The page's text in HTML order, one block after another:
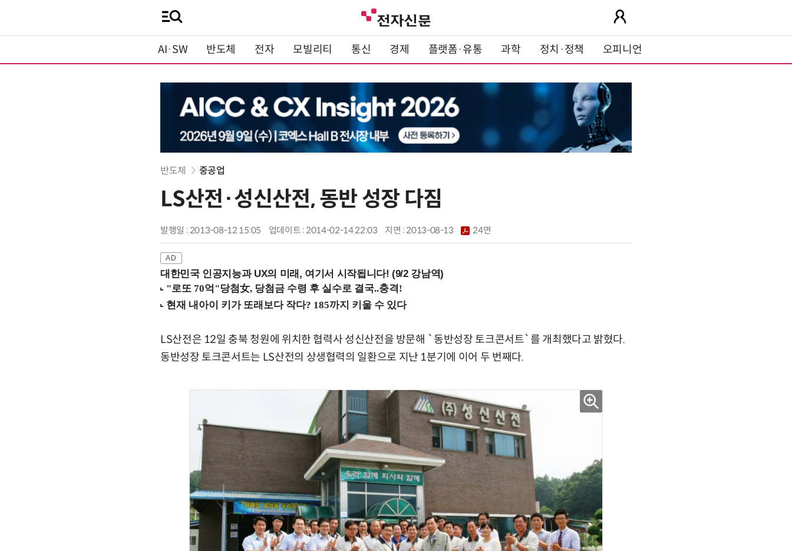
AI·SW 반도체 전자 모빌리티 통신 경제 플랫폼·유통 과학 정치·정책 오피니언
반도체 중공업
LS산전·성신산전, 동반 성장 다짐
발행일 : 2013-08-12 15:05 업데이트 : 2014-02-14 22:03 지면 :2013-08-13 24면
대한민국 인공지능과 UX의 미래, 여기서 시작됩니다! (9/2 강남역)
LS산전은 12일 충북 청원에 위치한 협력사 성신산전을 방문해 `동반성장 토크콘서트`를 개최했다고 밝혔다.
동반성장 토크콘서트는 LS산전의 상생협력의 일환으로 지난 1분기에 이어 두 번째다.